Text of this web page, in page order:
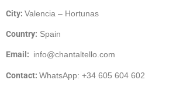
City: Valencia – Hortunas
Country: Spain
Email : info@chantaltello.com
Contact: WhatsApp: +34 605 604 602